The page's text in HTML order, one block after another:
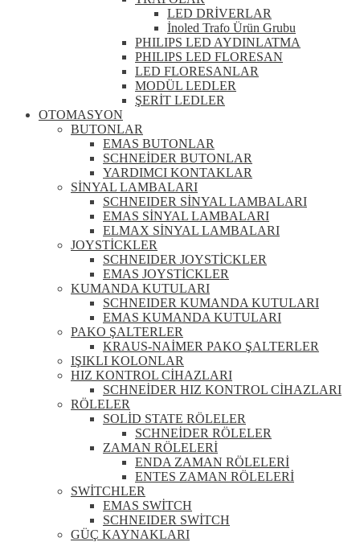
LED DRİVERLAR
İnoled Trafo Ürün Grubu
PHILIPS LED AYDINLATMA
PHILIPS LED FLORESAN
LED FLORESANLAR
MODÜL LEDLER
ŞERİT LEDLER
OTOMASYON
BUTONLAR
EMAS BUTONLAR
SCHNEİDER BUTONLAR
YARDIMCI KONTAKLAR
SİNYAL LAMBALARI
SCHNEIDER SİNYAL LAMBALARI
EMAS SİNYAL LAMBALARI
ELMAX SİNYAL LAMBALARI
JOYSTİCKLER
SCHNEIDER JOYSTİCKLER
EMAS JOYSTİCKLER
KUMANDA KUTULARI
SCHNEIDER KUMANDA KUTULARI
EMAS KUMANDA KUTULARI
PAKO ŞALTERLER
KRAUS-NAİMER PAKO ŞALTERLER
IŞIKLI KOLONLAR
HIZ KONTROL CİHAZLARI
SCHNEİDER HIZ KONTROL CİHAZLARI
RÖLELER
SOLİD STATE RÖLELER
SCHNEİDER RÖLELER
ZAMAN RÖLELERİ
ENDA ZAMAN RÖLELERİ
ENTES ZAMAN RÖLELERİ
SWİTCHLER
EMAS SWİTCH
SCHNEIDER SWİTCH
GÜÇ KAYNAKLARI